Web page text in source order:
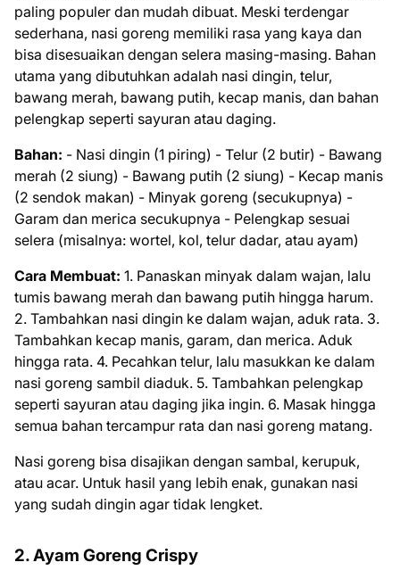
paling populer dan mudah dibuat. Meski terdengar
sederhana, nasi goreng memiliki rasa yang kaya dan
bisa disesuaikan dengan selera masing-masing. Bahan
utama yang dibutuhkan adalah nasi dingin, telur,
bawang merah, bawang putih, kecap manis, dan bahan
pelengkap seperti sayuran atau daging.
Bahan: - Nasi dingin (1 piring) - Telur (2 butir) - Bawang
merah (2 siung) - Bawang putih (2 siung) - Kecap manis
(2 sendok makan) - Minyak goreng (secukupnya) -
Garam dan merica secukupnya - Pelengkap sesuai
selera (misalnya: wortel, kol, telur dadar, atau ayam)
Cara Membuat: 1. Panaskan minyak dalam wajan, lalu
tumis bawang merah dan bawang putih hingga harum.
2. Tambahkan nasi dingin ke dalam wajan, aduk rata. 3.
Tambahkan kecap manis, garam, dan merica. Aduk
hingga rata. 4. Pecahkan telur, lalu masukkan ke dalam
nasi goreng sambil diaduk. 5. Tambahkan pelengkap
seperti sayuran atau daging jika ingin. 6. Masak hingga
semua bahan tercampur rata dan nasi goreng matang.
Nasi goreng bisa disajikan dengan sambal, kerupuk,
atau acar. Untuk hasil yang lebih enak, gunakan nasi
yang sudah dingin agar tidak lengket.
2. Ayam Goreng Crispy